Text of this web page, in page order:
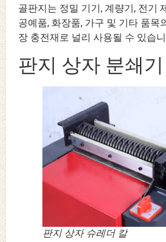
골판지는 정밀 기기, 계량기, 전기
공예품, 화장품, 가구 및 기타 품목
장 충전재로 널리 사용될 수 있습
판지 상자 분쇄
판지 상자 슈레더 칼